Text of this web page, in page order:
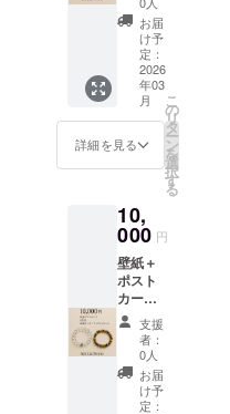
りがとう」
をいただい
てきて、い
つも本当に
嬉しく思っ
次はその想
形にしたく
て、市内に
ハンドメイ
ド作品のお
店をつくる
ことを目指
すことにし
ました。
プ
10%OF
Fクーポ
ン(発行
から３
カ月有
効） 店
舗限定
オリジ
ナル
ム クー
ポンは
支援し
てくれ
た時に
クーポ
ンコー
ドをお
伝えさ
せてい
ただき
ます！
お届
け予
定：
2026
年03
月
詳細を見る
こ
の
リ
タ
ー
ン
を
選
択
す
る
10,
000 円
壁紙＋
ポスト
カード
店舗限
定オリ
ジナル
チャー
ム 水晶
ブレス
支援
者：
0人
お届
け予
定：